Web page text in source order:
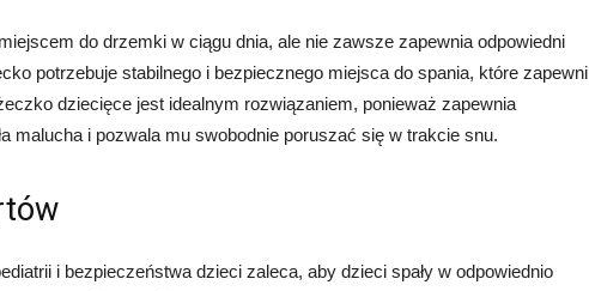
do drzemki w ciągu dnia, ale nie zawsze zapewnia odpowiedni
potrzebuje stabilnego i bezpiecznego miejsca do spania, które zapewni
dziecięce jest idealnym rozwiązaniem, ponieważ zapewnia
malucha i pozwala mu swobodnie poruszać się w trakcie snu.
i bezpieczeństwa dzieci zaleca, aby dzieci spały w odpowiednio